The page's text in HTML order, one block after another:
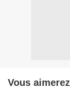
Vous